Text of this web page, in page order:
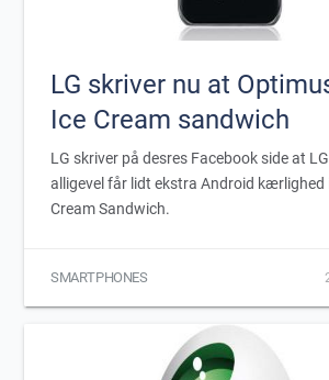
LG skriver nu at
Ice Cream sandwich
LG skriver på desres Facebook side at
alligevel får lidt ekstra Android kærlighed
Cream Sandwich.
SMARTPHONES